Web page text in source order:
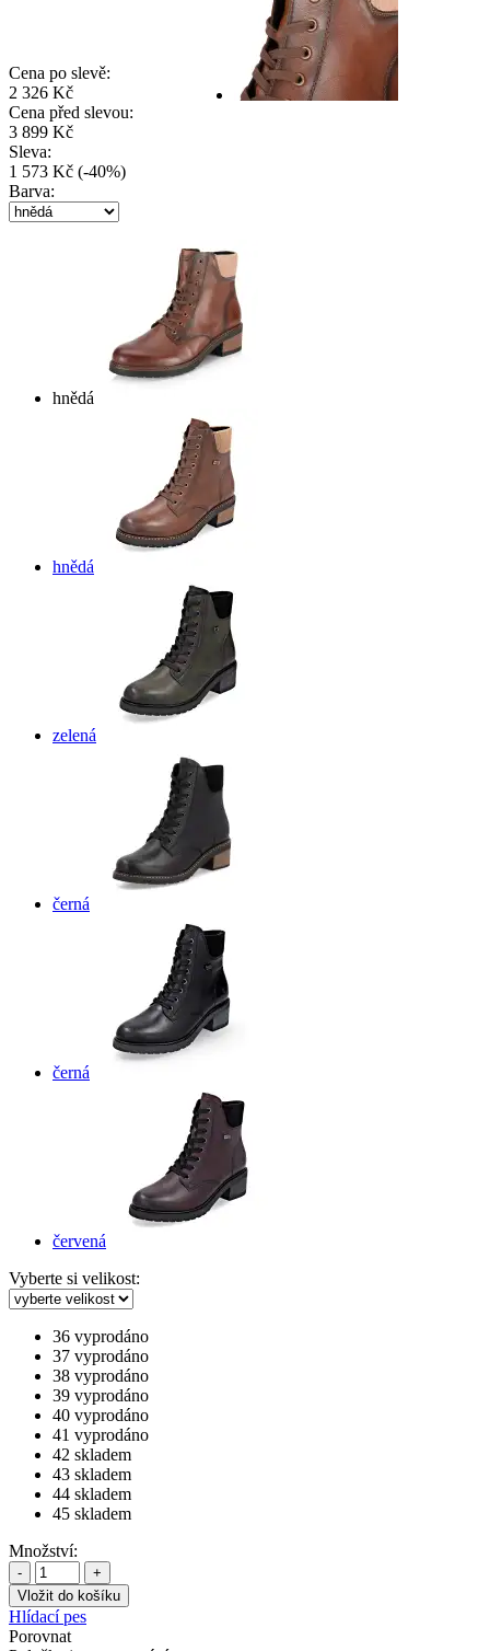
Cena po slevě:
2 326 Kč
Cena před slevou:
3 899 Kč
Sleva:
1 573 Kč (-40%)
Barva:
hnědá
hnědá
zelená
černá
černá
červená
Vyberte si velikost:
36 vyprodáno
37 vyprodáno
38 vyprodáno
39 vyprodáno
40 vyprodáno
41 vyprodáno
42 skladem
43 skladem
44 skladem
45 skladem
Množství:
- +
Hlídací pes
Porovnat